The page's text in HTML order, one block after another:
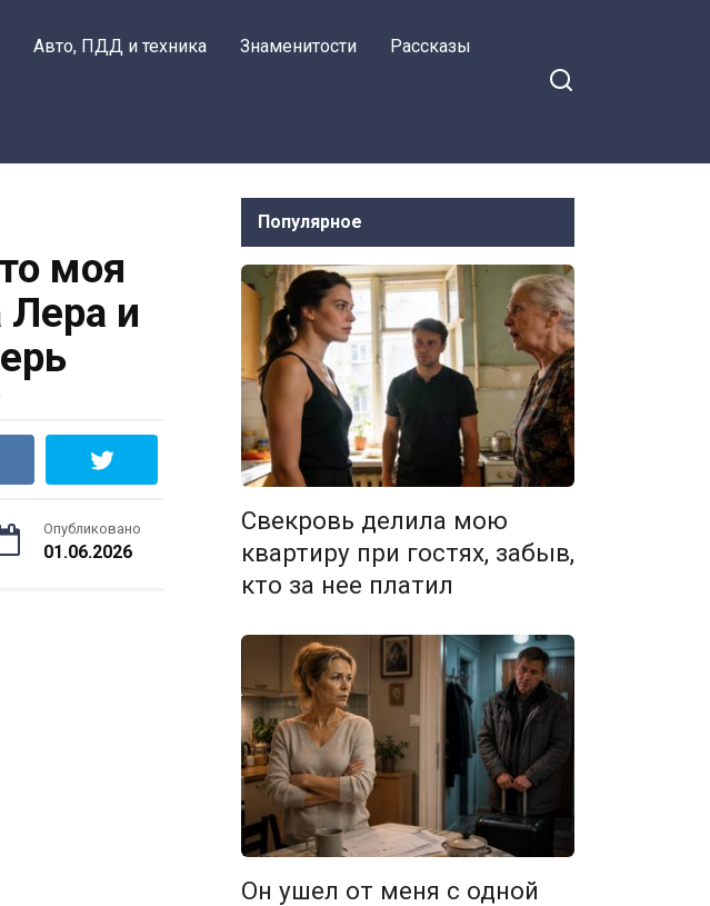
Авто, ПДД и техника Знаменитости Рассказы
моя
Лера и
Опубликовано
01.06.2026
Популярное
Свекровь делила мою
квартиру при гостях, забыв,
кто за нее платил
Он ушел от меня с одной